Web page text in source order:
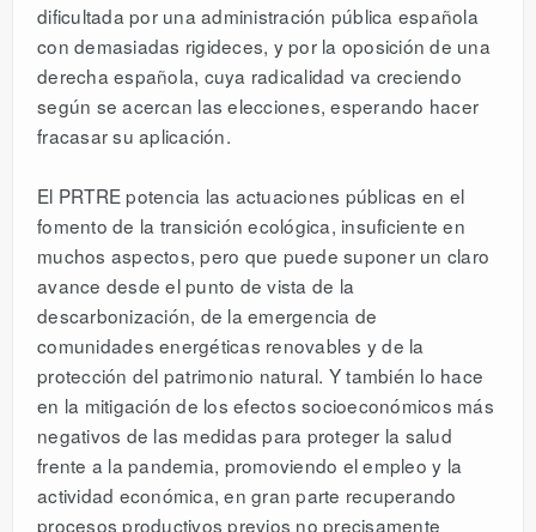
dificultada por una administración pública española
con demasiadas rigideces, y por la oposición de una
derecha española, cuya radicalidad va creciendo
según se acercan las elecciones, esperando hacer
fracasar su aplicación.
El PRTRE potencia las actuaciones públicas en el
fomento de la transición ecológica, insuficiente en
muchos aspectos, pero que puede suponer un claro
avance desde el punto de vista de la
descarbonización, de la emergencia de
comunidades energéticas renovables y de la
protección del patrimonio natural. Y también lo hace
en la mitigación de los efectos socioeconómicos más
negativos de las medidas para proteger la salud
frente a la pandemia, promoviendo el empleo y la
actividad económica, en gran parte recuperando
procesos productivos previos no precisamente